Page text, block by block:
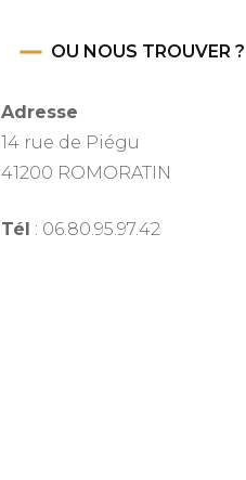
OU NOUS TROUVER ?
Adresse
14 rue de Piégu
41200 ROMORATIN
Tél : 06.80.95.97.42